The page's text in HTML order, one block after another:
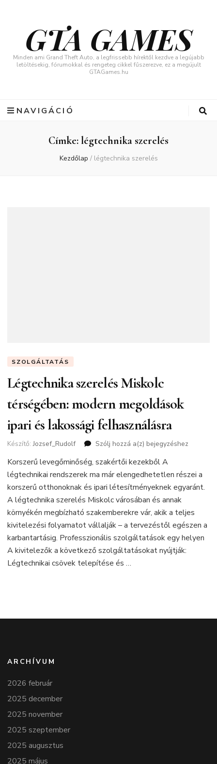
GTA GAMES
Minden ami Grand Theft Auto, a legfrissebb hírektől kezdve a legújabb
letöltésekig, fórumokkal és rengeteg cikkel fűszerezve, ez a megújult
GTAGames.hu
NAVIGÁCIÓ
Címke:légtechnika szerelés
Kezdőlap / légtechnika szerelés
SZOLGÁLTATÁS
Légtechnika szerelés Miskolc
térségében: modern megoldások
ipari és lakossági felhasználásra
Készítő:Jozsef_Rudolf Szólj hozzá a(z) Légtechnika
Miskolc
térségében:
modern
megoldások
ipari
és
lakossági
felhasználásra
bejegyzéshez
Korszerű levegőminőség, szakértői kezekből A
légtechnikai rendszerek ma már elengedhetetlen részei a
korszerű otthonoknak és ipari létesítményeknek egyaránt.
A légtechnika szerelés Miskolc városában és annak
környékén megbízható szakemberekre vár, akik a teljes
kivitelezési folyamatot vállalják – a tervezéstől egészen a
karbantartásig. Professzionális szolgáltatások egy helyen
A kivitelezők a következő szolgáltatásokat nyújtják:
Légtechnikai csövek telepítése és …
ARCHÍVUM
2026 február
2025 december
2025 november
2025 szeptember
2025 augusztus
2025 május